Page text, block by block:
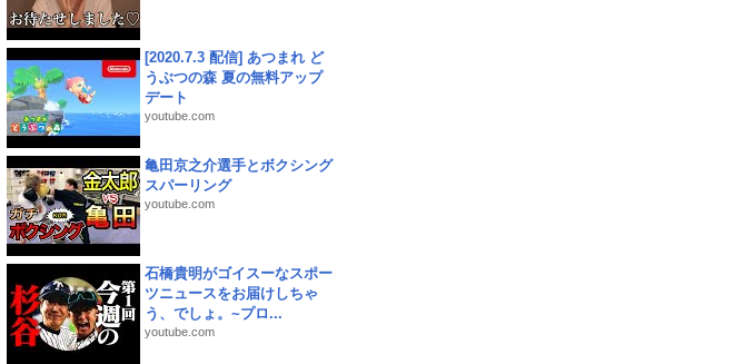
[2020.7.3 配信] あつまれ ど
うぶつの森 夏の無料アップ
デート
youtube.com
亀田京之介選手とボクシング
スパーリング
youtube.com
石橋貴明がゴイスーなスポー
ツニュースをお届けしちゃ
う、でしょ。~プロ...
youtube.com